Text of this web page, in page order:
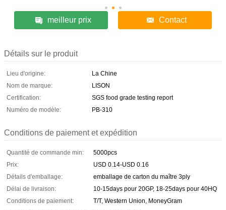
meilleur prix Contact
Détails sur le produit
Lieu d'origine:
La Chine
Nom de marque:
LISON
Certification:
SGS food grade testing report
Numéro de modèle:
PB-310
Conditions de paiement et expédition
Quantité de commande min:
5000pcs
Prix:
USD 0.14-USD 0.16
Détails d'emballage:
emballage de carton du maître 3ply
Délai de livraison:
10-15days pour 20GP, 18-25days pour 40HQ
Conditions de paiement:
T/T, Western Union, MoneyGram